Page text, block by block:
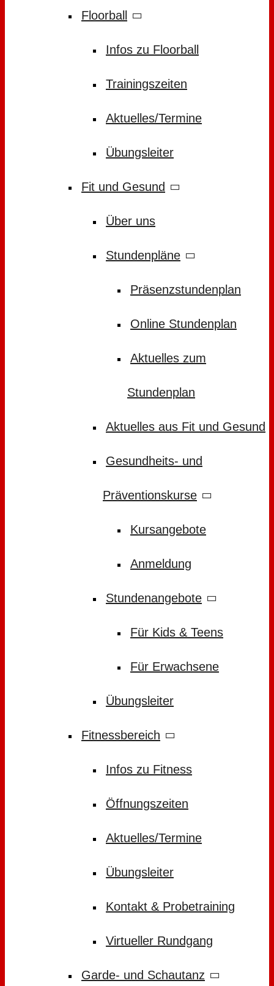
Floorball
Infos zu Floorball
Trainingszeiten
Aktuelles/Termine
Übungsleiter
Fit und Gesund
Über uns
Stundenpläne
Präsenzstundenplan
Online Stundenplan
Aktuelles zum
Stundenplan
Aktuelles aus Fit und Gesund
Gesundheits- und
Präventionskurse
Kursangebote
Anmeldung
Stundenangebote
Für Kids & Teens
Für Erwachsene
Übungsleiter
Fitnessbereich
Infos zu Fitness
Öffnungszeiten
Aktuelles/Termine
Übungsleiter
Kontakt & Probetraining
Virtueller Rundgang
Garde- und Schautanz